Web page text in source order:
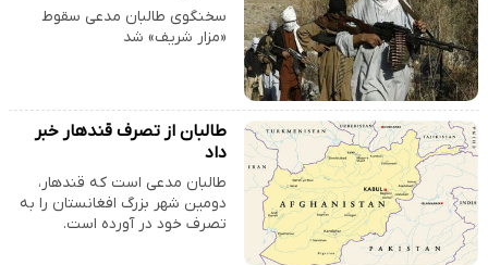
سخنگوی طالبان مدعی سقوط
«مزار شریف» شد
طالبان از تصرف قندهار خبر
داد
طالبان مدعی است که قندهار،
دومین شهر بزرگ افغانستان را به
تصرف خود در آورده است.